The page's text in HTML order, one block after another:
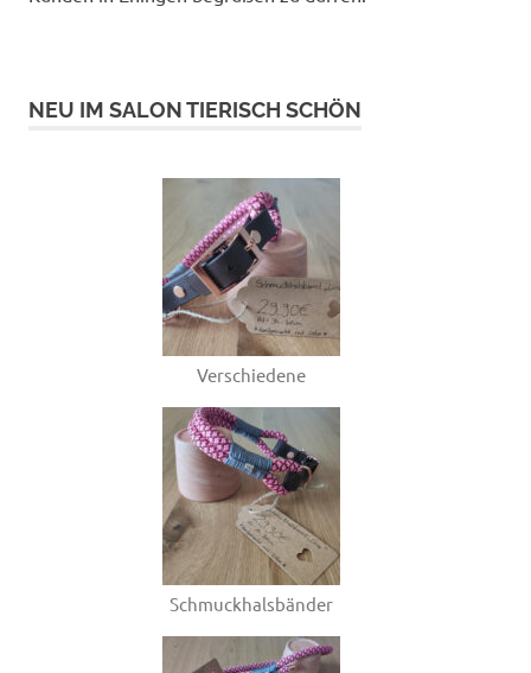
NEU IM SALON TIERISCH SCHÖN
Verschiedene
Schmuckhalsbänder